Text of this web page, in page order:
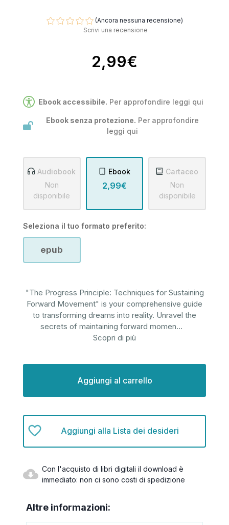
(Ancora nessuna recensione)
Scrivi una recensione
2,99€
Ebook senza protezione. Per approfondire
leggi qui
Ebook accessibile. Per approfondire leggi qui
Audiobook
Non
disponibile
Ebook
2,99€
Cartaceo
Non
disponibile
Seleziona il tuo formato preferito:
epub
"The Progress Principle: Techniques for Sustaining
Forward Movement" is your comprehensive guide
to transforming dreams into reality. Unravel the
secrets of maintaining forward momen...
Scopri di più
Aggiungi alla Lista dei desideri
Con l'acquisto di libri digitali il download è
immediato: non ci sono costi di spedizione
Altre informazioni: